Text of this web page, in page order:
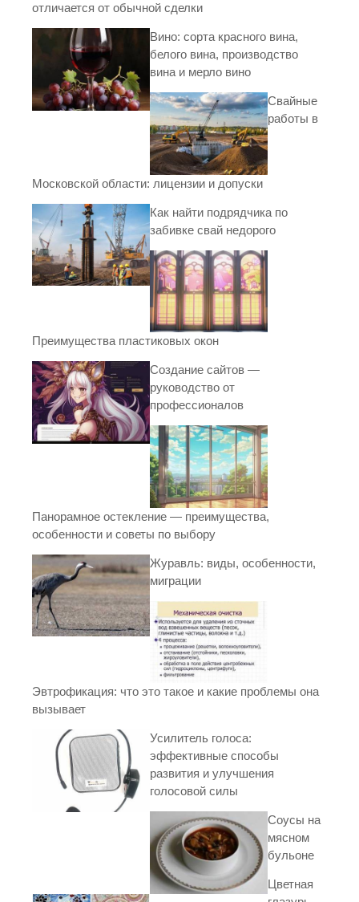
отличается от обычной сделки
Вино: сорта красного вина,
белого вина, производство
вина и мерло вино
Свайные
работы в
Московской области: лицензии и допуски
Как найти подрядчика по
забивке свай недорого
Преимущества пластиковых окон
Создание сайтов —
руководство от
профессионалов
Панорамное остекление — преимущества,
особенности и советы по выбору
Журавль: виды, особенности,
миграции
Эвтрофикация: что это такое и какие проблемы она
вызывает
Усилитель голоса:
эффективные способы
развития и улучшения
голосовой силы
Соусы на
мясном
бульоне
Цветная